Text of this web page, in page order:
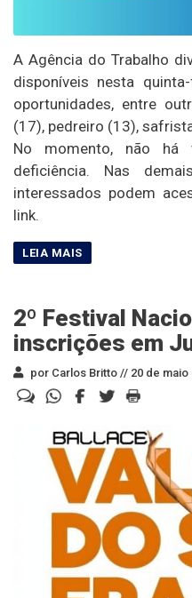
A Agência do Trabalho
disponíveis nesta
oportunidades, entre
(17), pedreiro (13),
No momento, não há
deficiência. Nas
interessados podem
link.
2º Festival
inscrições em
por Carlos Britto // 20 de maio